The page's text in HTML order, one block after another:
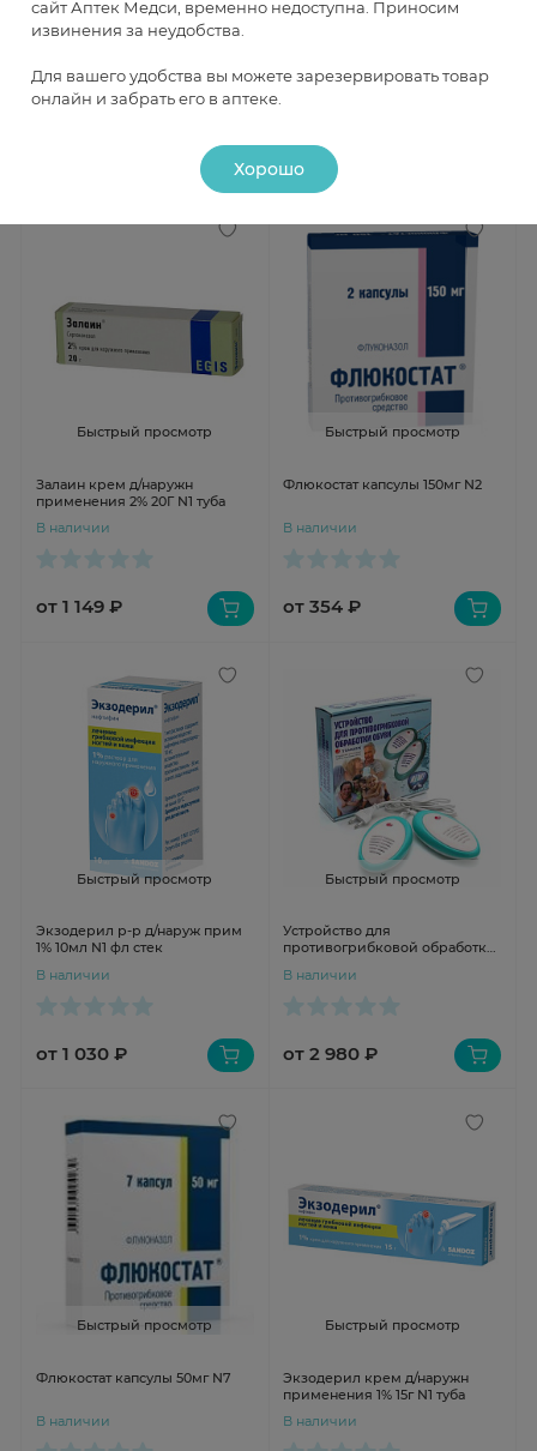
Пимафуцин таблетки п/о 100мг
В наличии
В наличии
от 1 155 ₽
Быстрый просмотр
Залаин крем д/наружн
применения 2% 20Г N1 туба
В наличии
от 1 149 ₽
Быстрый просмотр
Флюкостат капсулы 150мг N2
В наличии
от 354 ₽
Быстрый просмотр
Экзодерил р-р д/наруж прим
1% 10мл N1 фл стек
В наличии
от 1 030 ₽
Быстрый просмотр
Устройство для
противогрибковой обработки
В наличии
от 2 980 ₽
Быстрый просмотр
Флюкостат капсулы 50мг N7
В наличии
Быстрый просмотр
Экзодерил крем д/наружн
применения 1% 15г N1 туба
В наличии
сайт Аптек Медси, временно недоступна. Приносим
извинения за неудобства.
Для вашего удобства вы можете зарезервировать товар
онлайн и забрать его в аптеке.
Хорошо